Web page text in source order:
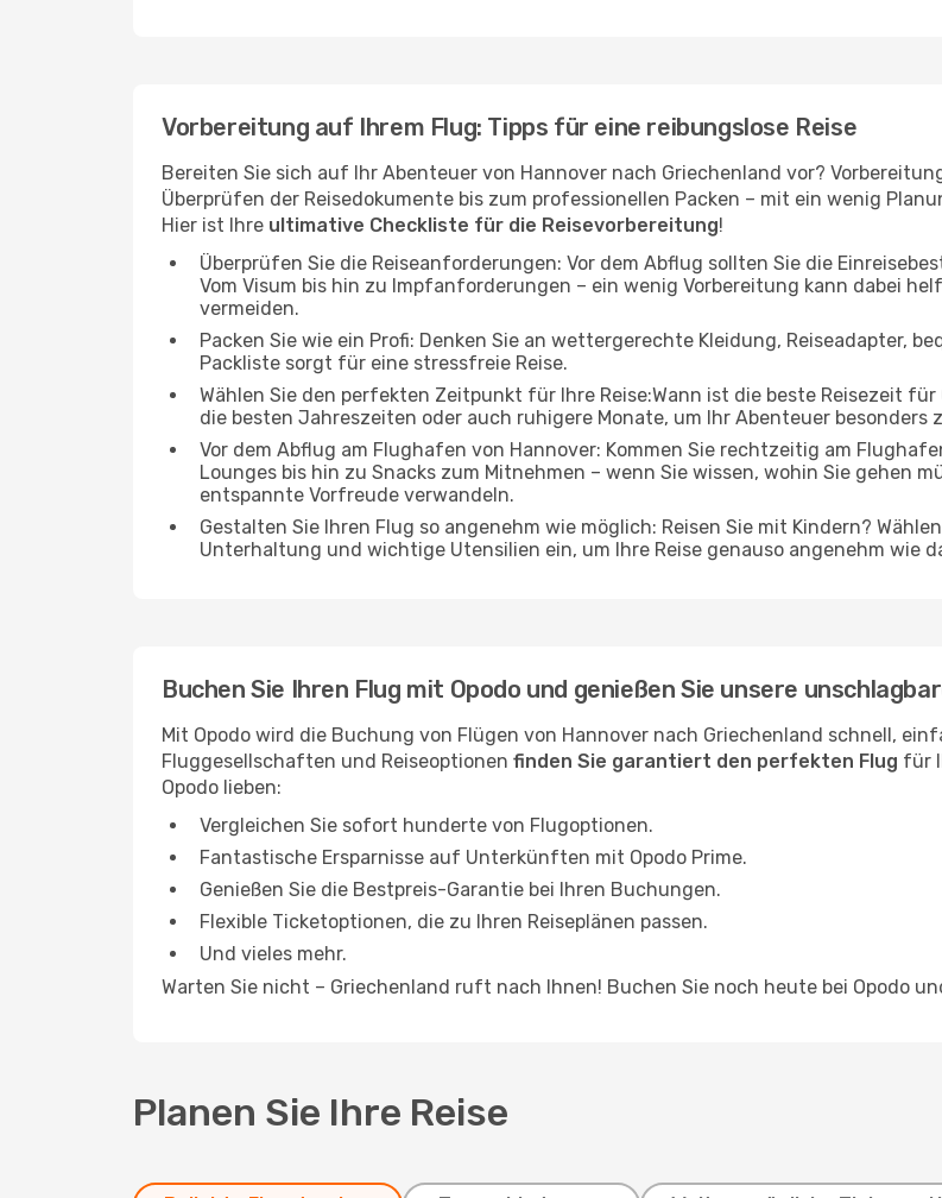
Vorbereitung auf Ihrem Flug: Tipps für eine reibungslose Reise
Bereiten Sie sich auf Ihr Abenteuer von Hannover nach Griechenland vor?
Überprüfen der Reisedokumente bis zum professionellen Packen – mit ein wenig
Hier ist Ihre ultimative Checkliste für die Reisevorbereitung!
Überprüfen Sie die Reiseanforderungen: Vor dem Abflug sollten Sie die
Vom Visum bis hin zu Impfanforderungen – ein wenig Vorbereitung kann dabei
vermeiden.
Packen Sie wie ein Profi: Denken Sie an wettergerechte Kleidung, Reiseadapter,
Packliste sorgt für eine stressfreie Reise.
Wählen Sie den perfekten Zeitpunkt für Ihre Reise:Wann ist die beste Reisezeit
die besten Jahreszeiten oder auch ruhigere Monate, um Ihr Abenteuer besonders
Vor dem Abflug am Flughafen von Hannover: Kommen Sie rechtzeitig am
Lounges bis hin zu Snacks zum Mitnehmen – wenn Sie wissen, wohin Sie gehen
entspannte Vorfreude verwandeln.
Gestalten Sie Ihren Flug so angenehm wie möglich: Reisen Sie mit Kindern?
Unterhaltung und wichtige Utensilien ein, um Ihre Reise genauso angenehm wie
Buchen Sie Ihren Flug mit Opodo und genießen Sie unsere
Mit Opodo wird die Buchung von Flügen von Hannover nach Griechenland schnell,
Fluggesellschaften und Reiseoptionen finden Sie garantiert den perfekten Flug für
Opodo lieben:
Vergleichen Sie sofort hunderte von Flugoptionen.
Fantastische Ersparnisse auf Unterkünften mit Opodo Prime.
Genießen Sie die Bestpreis-Garantie bei Ihren Buchungen.
Flexible Ticketoptionen, die zu Ihren Reiseplänen passen.
Und vieles mehr.
Warten Sie nicht – Griechenland ruft nach Ihnen! Buchen Sie noch heute bei Opodo
Planen Sie Ihre Reise